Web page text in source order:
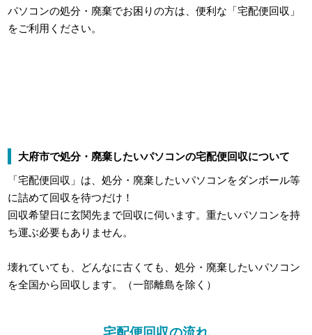
パソコンの処分・廃棄でお困りの方は、便利な「宅配便回収」
をご利用ください。
大府市で処分・廃棄したいパソコンの宅配便回収について
「宅配便回収」は、処分・廃棄したいパソコンをダンボール等
に詰めて回収を待つだけ！
回収希望日に玄関先まで回収に伺います。重たいパソコンを持
ち運ぶ必要もありません。
壊れていても、どんなに古くても、処分・廃棄したいパソコン
を全国から回収します。（一部離島を除く）